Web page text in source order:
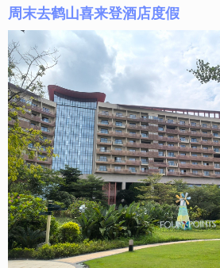
周末去鹤山喜来登酒店度假